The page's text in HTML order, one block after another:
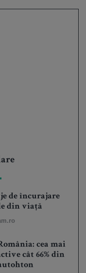
de încurajare
din viață
cea mai
cât 66% din